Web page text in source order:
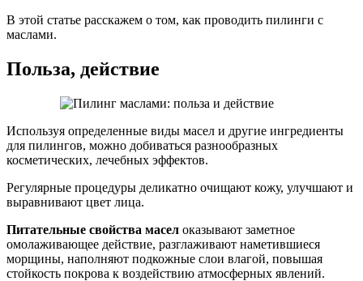
В этой статье расскажем о том, как проводить пилинги с
маслами.
Польза, действие
Используя определенные виды масел и другие ингредиенты
для пилингов, можно добиваться разнообразных
косметических, лечебных эффектов.
Регулярные процедуры деликатно очищают кожу, улучшают и
выравнивают цвет лица.
Питательные свойства масел оказывают заметное
омолаживающее действие, разглаживают наметившиеся
морщины, наполняют подкожные слои влагой, повышая
стойкость покрова к воздействию атмосферных явлений.